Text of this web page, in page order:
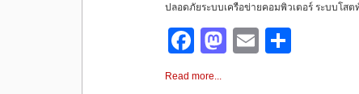
ปลอดภัยระบบเครือข่ายคอมพิวเตอร์ ระบบโส
F
a
M
E
Read more...